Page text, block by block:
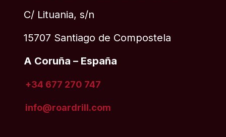
C/ Lituania, s/n
15707 Santiago de Compostela
A Coruña – España
+34 677 270 747
info@roardrill.com